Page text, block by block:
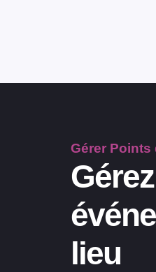
Gérer Points
lieu